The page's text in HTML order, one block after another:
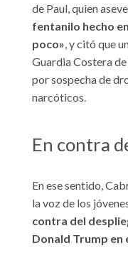
de Paul, quien
fentanilo hecho
poco», y citó que
Guardia Costera
por sospecha de
narcóticos.
En contra
En ese sentido,
la voz de los
contra del
Donald Trump en